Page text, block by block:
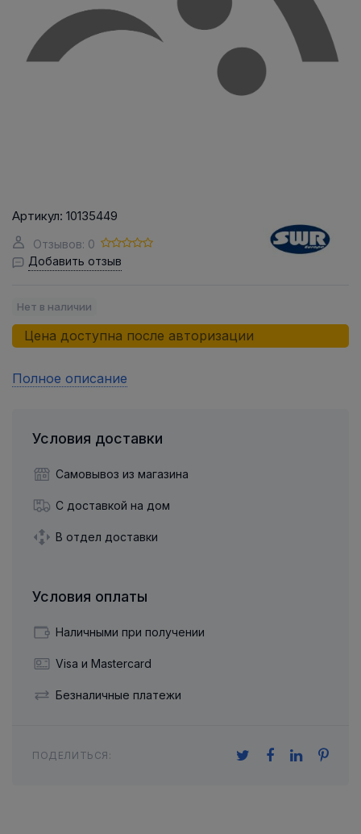
Артикул: 10135449
Отзывов: 0
Добавить отзыв
Нет в наличии
Цена доступна после авторизации
Полное описание
Условия доставки
Самовывоз из магазина
С доставкой на дом
В отдел доставки
Условия оплаты
Наличными при получении
Visa и Mastercard
Безналичные платежи
ПОДЕЛИТЬСЯ: